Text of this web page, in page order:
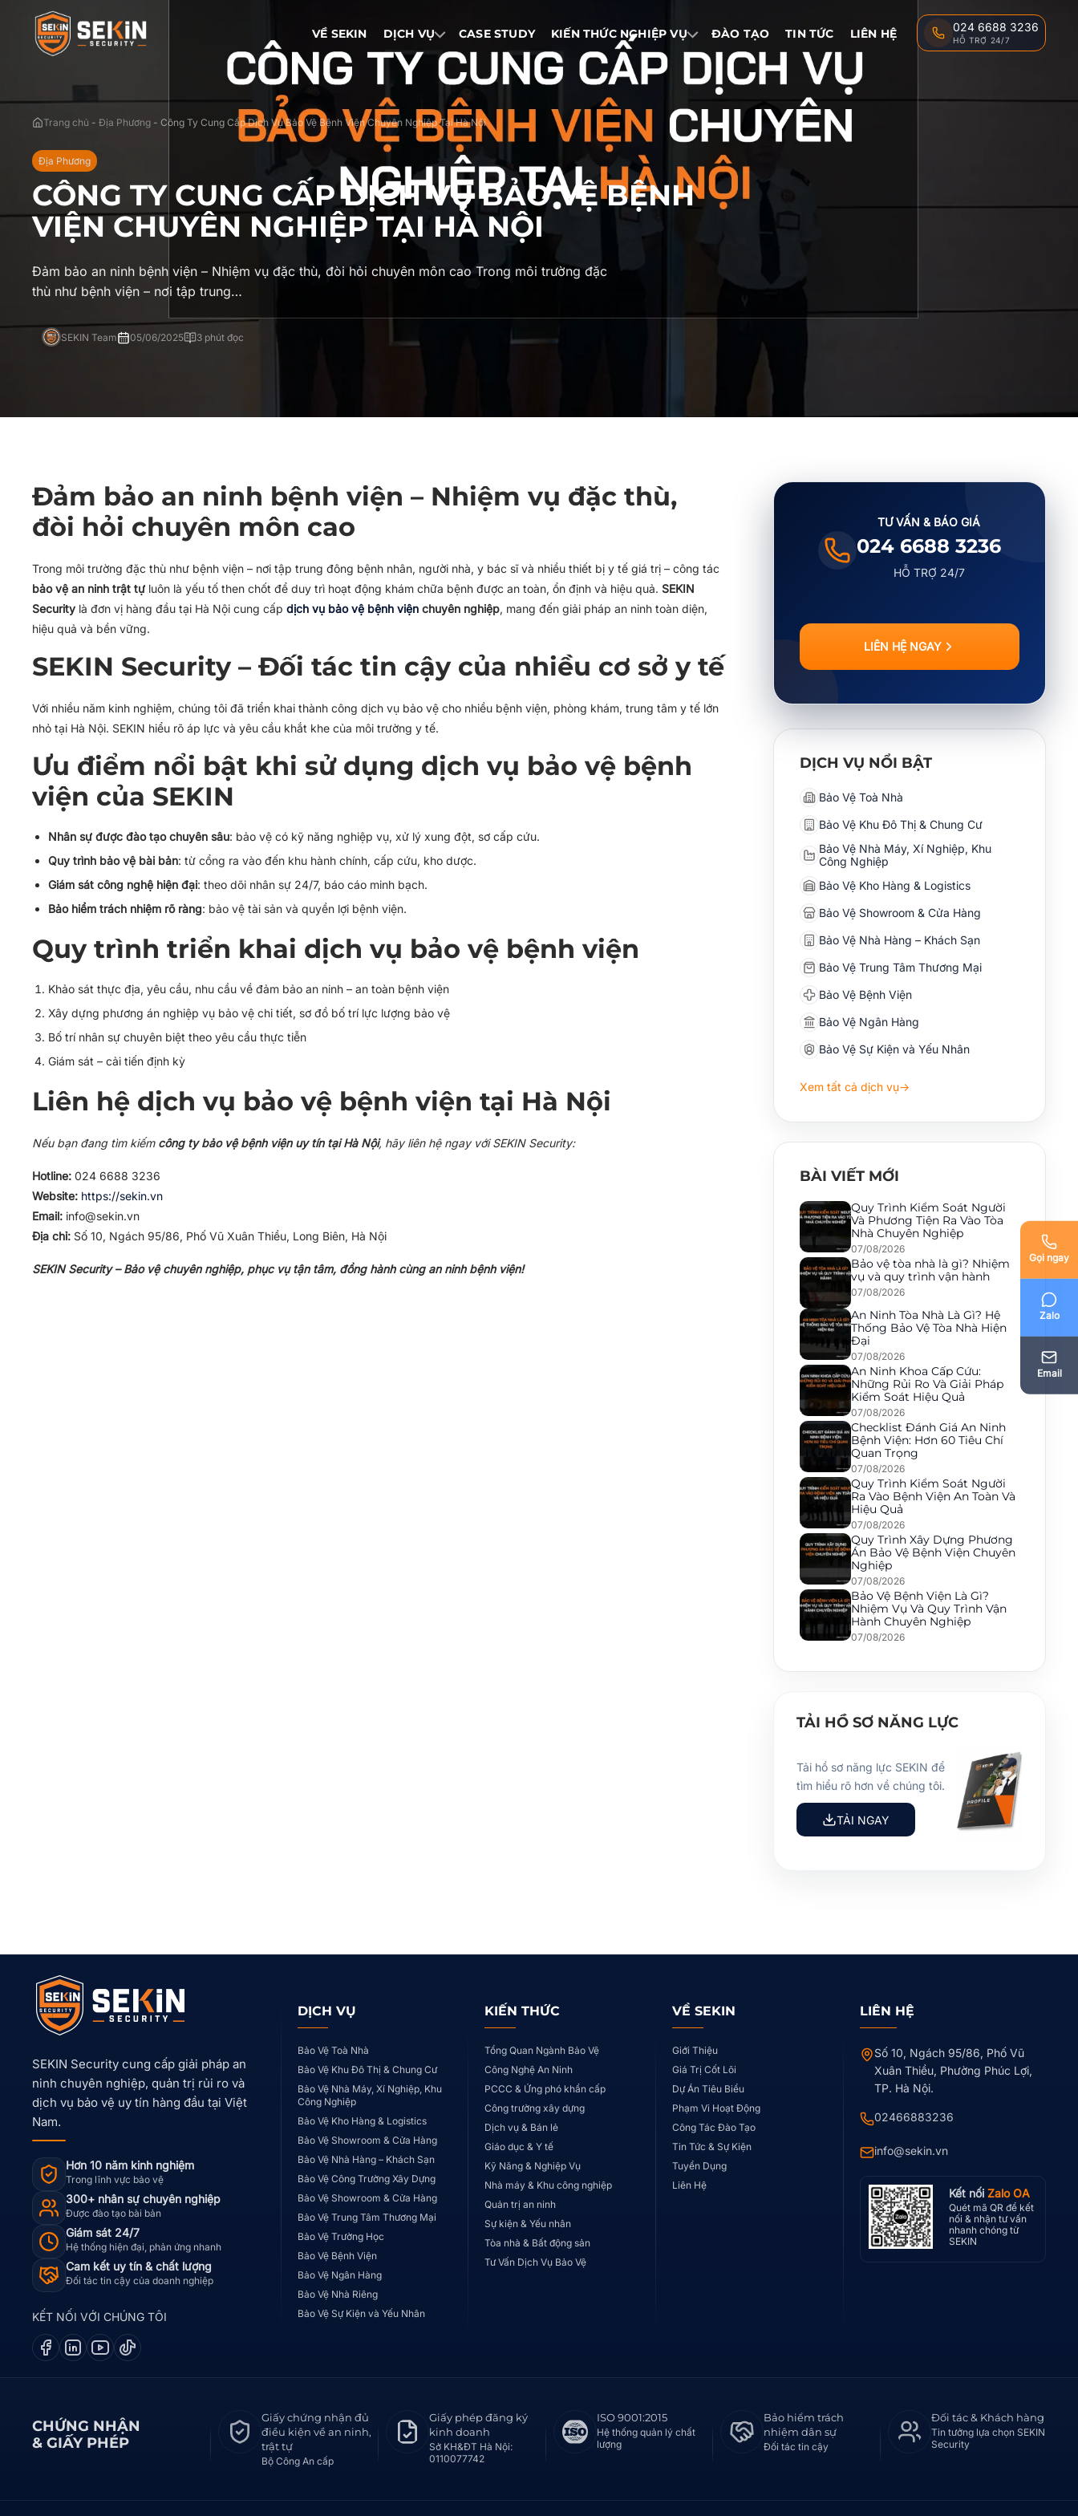
VỀ SEKIN DỊCH VỤ CASE STUDY KIẾN THỨC NGHIỆP VỤ ĐÀO TẠO TIN TỨC LIÊN HỆ 024 6688 3236
HỖ TRỢ 24/7
Gọi ngay
Zalo
Email
Trang chủ - Địa Phương - Công Ty Cung Cấp Dịch Vụ Bảo Vệ Bệnh Viện Chuyên Nghiệp Tại Hà Nội
Địa Phương
CÔNG TY CUNG CẤP DỊCH VỤ BẢO VỆ BỆNH
VIỆN CHUYÊN NGHIỆP TẠI HÀ NỘI
Đảm bảo an ninh bệnh viện – Nhiệm vụ đặc thù, đòi hỏi chuyên môn cao Trong môi trường đặc
thù như bệnh viện – nơi tập trung…
SEKIN Team 05/06/2025 3 phút đọc
Đảm bảo an ninh bệnh viện – Nhiệm vụ đặc thù,
đòi hỏi chuyên môn cao
Trong môi trường đặc thù như bệnh viện – nơi tập trung đông bệnh nhân, người nhà, y bác sĩ và nhiều thiết bị y tế giá trị – công tác
bảo vệ an ninh trật tự luôn là yếu tố then chốt để duy trì hoạt động khám chữa bệnh được an toàn, ổn định và hiệu quả. SEKIN
Security là đơn vị hàng đầu tại Hà Nội cung cấp dịch vụ bảo vệ bệnh viện chuyên nghiệp, mang đến giải pháp an ninh toàn diện,
hiệu quả và bền vững.
SEKIN Security – Đối tác tin cậy của nhiều cơ sở y tế
Với nhiều năm kinh nghiệm, chúng tôi đã triển khai thành công dịch vụ bảo vệ cho nhiều bệnh viện, phòng khám, trung tâm y tế lớn
nhỏ tại Hà Nội. SEKIN hiểu rõ áp lực và yêu cầu khắt khe của môi trường y tế.
Ưu điểm nổi bật khi sử dụng dịch vụ bảo vệ bệnh
viện của SEKIN
Nhân sự được đào tạo chuyên sâu: bảo vệ có kỹ năng nghiệp vụ, xử lý xung đột, sơ cấp cứu.
Quy trình bảo vệ bài bản: từ cổng ra vào đến khu hành chính, cấp cứu, kho dược.
Giám sát công nghệ hiện đại: theo dõi nhân sự 24/7, báo cáo minh bạch.
Bảo hiểm trách nhiệm rõ ràng: bảo vệ tài sản và quyền lợi bệnh viện.
Quy trình triển khai dịch vụ bảo vệ bệnh viện
Khảo sát thực địa, yêu cầu, nhu cầu về đảm bảo an ninh – an toàn bệnh viện
Xây dựng phương án nghiệp vụ bảo vệ chi tiết, sơ đồ bố trí lực lượng bảo vệ
Bố trí nhân sự chuyên biệt theo yêu cầu thực tiễn
Giám sát – cải tiến định kỳ
Liên hệ dịch vụ bảo vệ bệnh viện tại Hà Nội
Nếu bạn đang tìm kiếm công ty bảo vệ bệnh viện uy tín tại Hà Nội, hãy liên hệ ngay với SEKIN Security:
Hotline: 024 6688 3236
Website: https://sekin.vn
Email: info@sekin.vn
Địa chỉ: Số 10, Ngách 95/86, Phố Vũ Xuân Thiều, Long Biên, Hà Nội
SEKIN Security – Bảo vệ chuyên nghiệp, phục vụ tận tâm, đồng hành cùng an ninh bệnh viện!
TƯ VẤN & BÁO GIÁ
024 6688 3236
HỖ TRỢ 24/7
LIÊN HỆ NGAY
DỊCH VỤ NỔI BẬT
Bảo Vệ Toà Nhà
Bảo Vệ Khu Đô Thị & Chung Cư
Bảo Vệ Nhà Máy, Xí Nghiệp, Khu
Công Nghiệp
Bảo Vệ Kho Hàng & Logistics
Bảo Vệ Showroom & Cửa Hàng
Bảo Vệ Nhà Hàng – Khách Sạn
Bảo Vệ Trung Tâm Thương Mại
Bảo Vệ Bệnh Viện
Bảo Vệ Ngân Hàng
Bảo Vệ Sự Kiện và Yếu Nhân
Xem tất cả dịch vụ→
BÀI VIẾT MỚI
Quy Trình Kiểm Soát Người
Và Phương Tiện Ra Vào Tòa
Nhà Chuyên Nghiệp
07/08/2026
Bảo vệ tòa nhà là gì? Nhiệm
vụ và quy trình vận hành
07/08/2026
An Ninh Tòa Nhà Là Gì? Hệ
Thống Bảo Vệ Tòa Nhà Hiện
Đại
07/08/2026
An Ninh Khoa Cấp Cứu:
Những Rủi Ro Và Giải Pháp
Kiểm Soát Hiệu Quả
07/08/2026
Checklist Đánh Giá An Ninh
Bệnh Viện: Hơn 60 Tiêu Chí
Quan Trọng
07/08/2026
Quy Trình Kiểm Soát Người
Ra Vào Bệnh Viện An Toàn Và
Hiệu Quả
07/08/2026
Quy Trình Xây Dựng Phương
Án Bảo Vệ Bệnh Viện Chuyên
Nghiệp
07/08/2026
Bảo Vệ Bệnh Viện Là Gì?
Nhiệm Vụ Và Quy Trình Vận
Hành Chuyên Nghiệp
07/08/2026
TẢI HỒ SƠ NĂNG LỰC
Tải hồ sơ năng lực SEKIN để
tìm hiểu rõ hơn về chúng tôi.
TẢI NGAY
SEKIN Security cung cấp giải pháp an
ninh chuyên nghiệp, quản trị rủi ro và
dịch vụ bảo vệ uy tín hàng đầu tại Việt
Nam.
Hơn 10 năm kinh nghiệm
Trong lĩnh vực bảo vệ
300+ nhân sự chuyên nghiệp
Được đào tạo bài bản
Giám sát 24/7
Hệ thống hiện đại, phản ứng nhanh
Cam kết uy tín & chất lượng
Đối tác tin cậy của doanh nghiệp
KẾT NỐI VỚI CHÚNG TÔI
DỊCH VỤ
Bảo Vệ Toà Nhà
Bảo Vệ Khu Đô Thị & Chung Cư
Bảo Vệ Nhà Máy, Xí Nghiệp, Khu
Công Nghiệp
Bảo Vệ Kho Hàng & Logistics
Bảo Vệ Showroom & Cửa Hàng
Bảo Vệ Nhà Hàng – Khách Sạn
Bảo Vệ Công Trường Xây Dựng
Bảo Vệ Showroom & Cửa Hàng
Bảo Vệ Trung Tâm Thương Mại
Bảo Vệ Trường Học
Bảo Vệ Bệnh Viện
Bảo Vệ Ngân Hàng
Bảo Vệ Nhà Riêng
Bảo Vệ Sự Kiện và Yếu Nhân
KIẾN THỨC
Tổng Quan Ngành Bảo Vệ
Công Nghệ An Ninh
PCCC & Ứng phó khẩn cấp
Công trường xây dựng
Dịch vụ & Bán lẻ
Giáo dục & Y tế
Kỹ Năng & Nghiệp Vụ
Nhà máy & Khu công nghiệp
Quản trị an ninh
Sự kiện & Yếu nhân
Tòa nhà & Bất động sản
Tư Vấn Dịch Vụ Bảo Vệ
VỀ SEKIN
Giới Thiệu
Giá Trị Cốt Lõi
Dự Án Tiêu Biểu
Phạm Vi Hoạt Động
Công Tác Đào Tạo
Tin Tức & Sự Kiện
Tuyển Dụng
Liên Hệ
LIÊN HỆ
Số 10, Ngách 95/86, Phố Vũ
Xuân Thiều, Phường Phúc Lợi,
TP. Hà Nội.
02466883236
info@sekin.vn
Kết nối Zalo OA
Quét mã QR để kết
nối & nhận tư vấn
nhanh chóng từ
SEKIN
CHỨNG NHẬN
& GIẤY PHÉP
Giấy chứng nhận đủ
điều kiện về an ninh,
trật tự
Bộ Công An cấp
Giấy phép đăng ký
kinh doanh
Sở KH&ĐT Hà Nội:
0110077742
ISO 9001:2015
Hệ thống quản lý chất
lượng
Bảo hiểm trách
nhiệm dân sự
Đối tác tin cậy
Đối tác & Khách hàng
Tin tưởng lựa chọn SEKIN
Security